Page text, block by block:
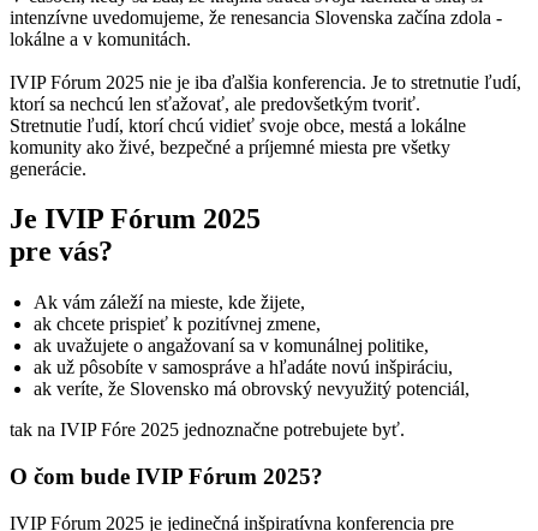
intenzívne uvedomujeme, že renesancia Slovenska začína zdola -
lokálne a v komunitách.
IVIP Fórum 2025 nie je iba ďalšia konferencia. Je to stretnutie ľudí,
ktorí sa nechcú len sťažovať, ale predovšetkým tvoriť.
Stretnutie ľudí, ktorí chcú vidieť svoje obce, mestá a lokálne
komunity ako živé, bezpečné a príjemné miesta pre všetky
generácie.
Je IVIP Fórum 2025
pre vás?
Ak vám záleží na mieste, kde žijete,
ak chcete prispieť k pozitívnej zmene,
ak uvažujete o angažovaní sa v komunálnej politike,
ak už pôsobíte v samospráve a hľadáte novú inšpiráciu,
ak veríte, že Slovensko má obrovský nevyužitý potenciál,
tak na IVIP Fóre 2025 jednoznačne potrebujete byť.
O čom bude IVIP Fórum 2025?
IVIP Fórum 2025 je jedinečná inšpiratívna konferencia pre